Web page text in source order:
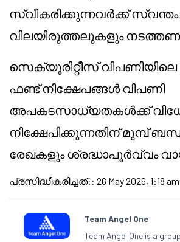
സ്വീകരിക്കുന്നവർക്ക്
വിലയിരുത്തലുകളും
സെക്യൂരിറ്റീസ്
ഫണ്ട് നിക്ഷേപങ്ങൾ വിപണി
അപകടസാധ്യതകൾക്ക്
നിക്ഷേപിക്കുന്നതിന് മുമ്പ്
രേഖകളും ശ്രദ്ധാപൂർവ്വം
പ്രസിദ്ധീകരിച്ചത്: : 26 May 2026, 1:18
Team Angel One
Team Angel One is a